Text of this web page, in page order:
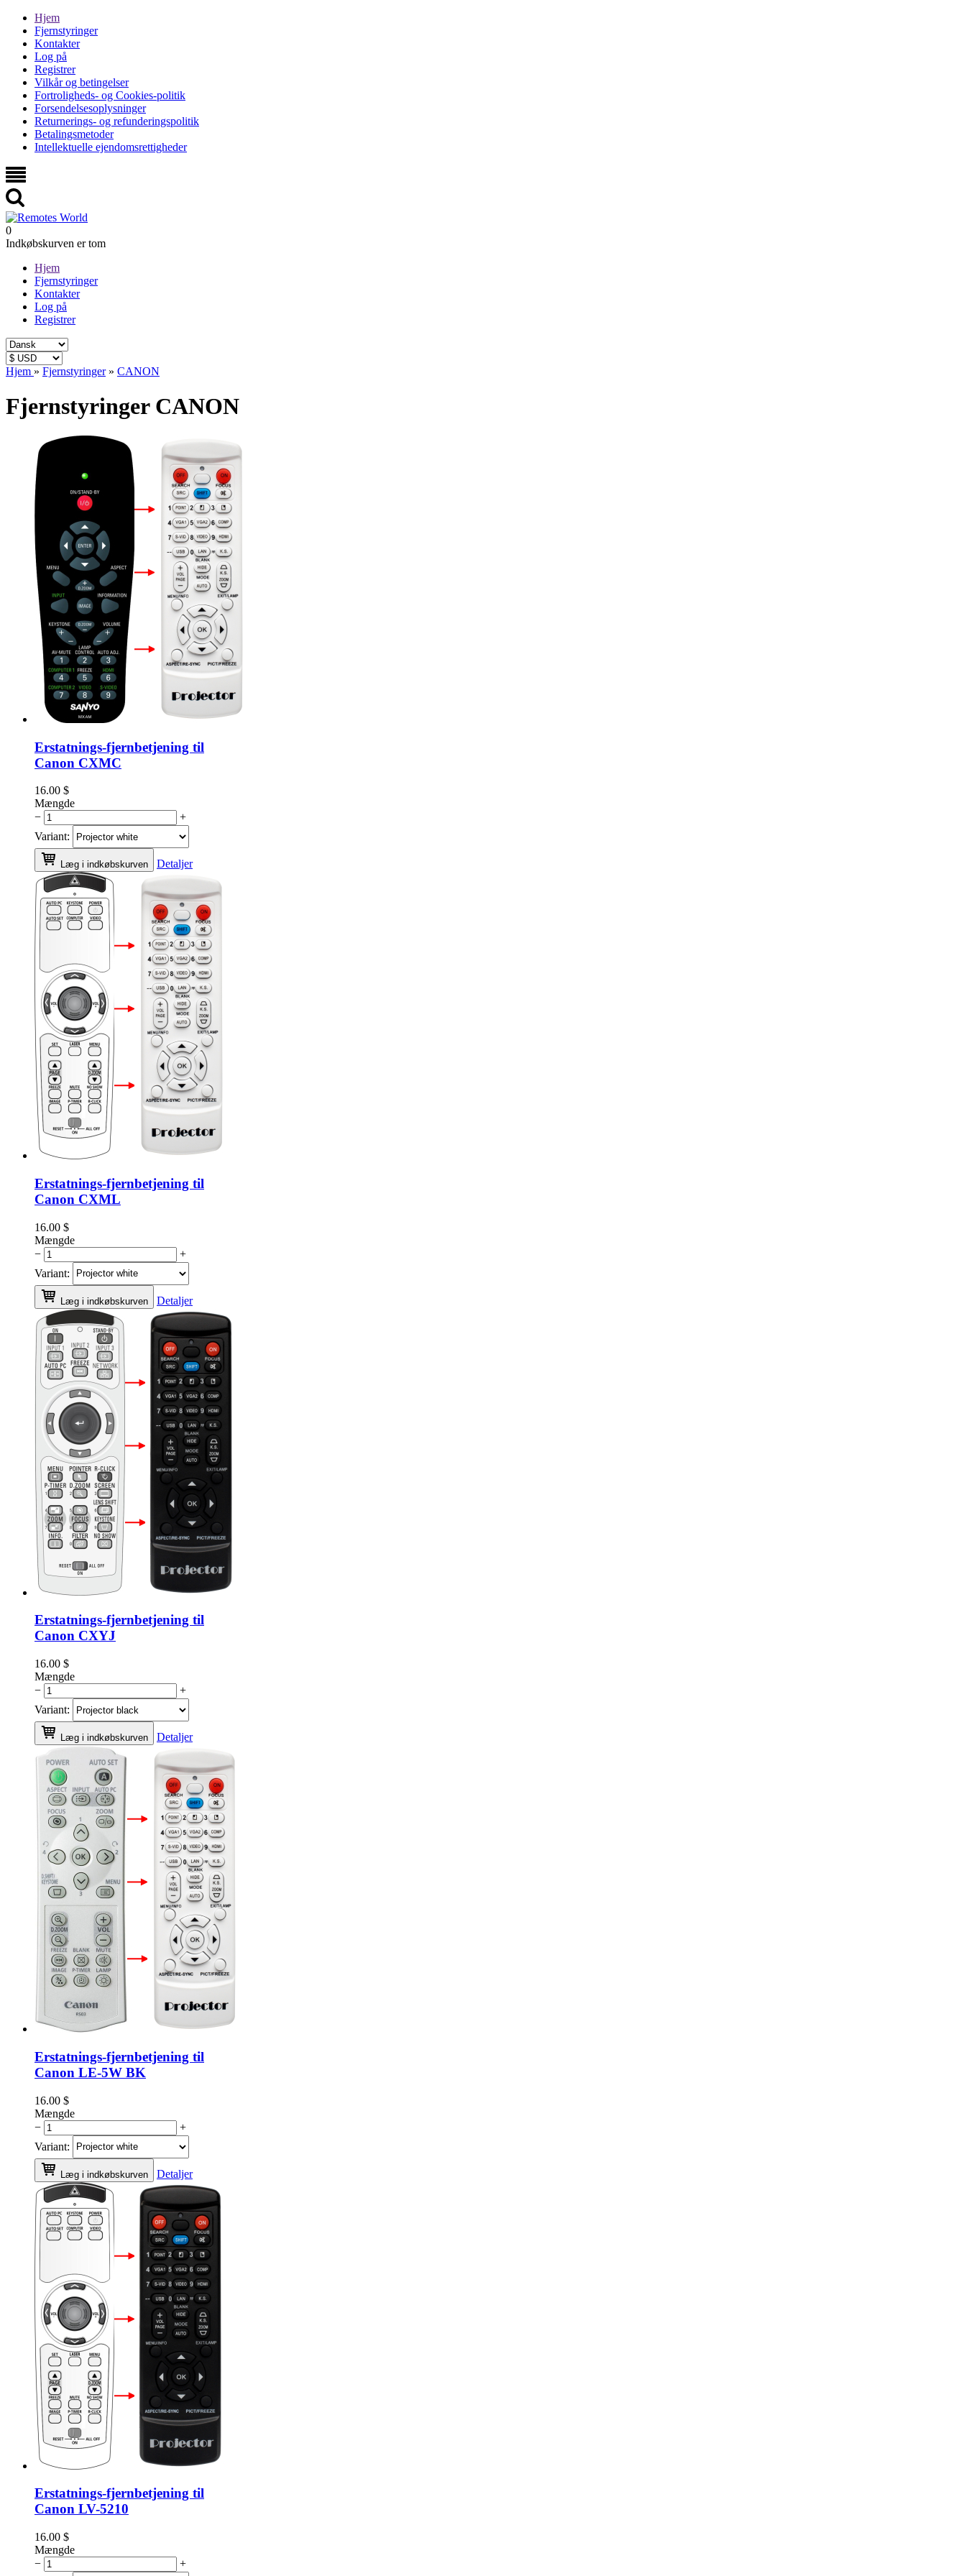
Hjem
Fjernstyringer
Kontakter
Log på
Registrer
Vilkår og betingelser
Fortroligheds- og Cookies-politik
Forsendelsesoplysninger
Returnerings- og refunderingspolitik
Betalingsmetoder
Intellektuelle ejendomsrettigheder
0
Indkøbskurven er tom
Hjem
Fjernstyringer
Kontakter
Log på
Registrer
Hjem » Fjernstyringer » CANON
Fjernstyringer CANON
Erstatnings-fjernbetjening til
Canon CXMC
16.00 $
Mængde
−
+
Variant:
Læg i indkøbskurven Detaljer
Erstatnings-fjernbetjening til
Canon CXML
16.00 $
Mængde
−
+
Variant:
Læg i indkøbskurven Detaljer
Erstatnings-fjernbetjening til
Canon CXYJ
16.00 $
Mængde
−
+
Variant:
Læg i indkøbskurven Detaljer
Erstatnings-fjernbetjening til
Canon LE-5W BK
16.00 $
Mængde
−
+
Variant:
Læg i indkøbskurven Detaljer
Erstatnings-fjernbetjening til
Canon LV-5210
16.00 $
Mængde
−
+